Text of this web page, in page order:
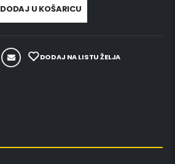
DODAJ U KOŠARICU
DODAJ NA LISTU ŽELJA